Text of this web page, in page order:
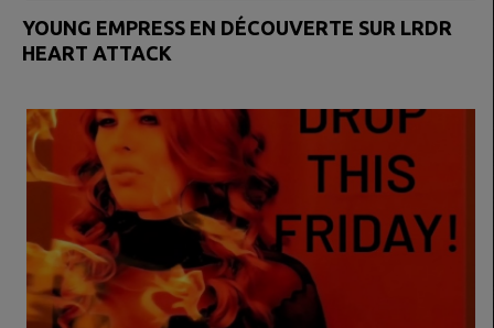
YOUNG EMPRESS EN DÉCOUVERTE SUR LRDR
HEART ATTACK